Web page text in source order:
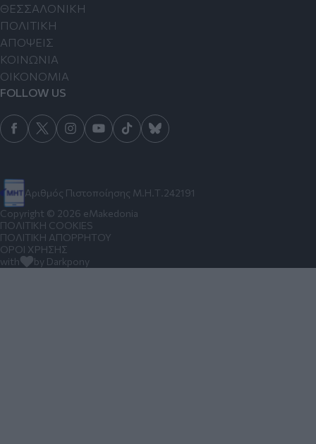
Αριθμός Πιστοποίησης Μ.Η.Τ.242191
ΘΕΣΣΑΛΟΝΙΚΗ
ΠΟΛΙΤΙΚΗ
ΑΠΟΨΕΙΣ
ΚΟΙΝΩΝΙΑ
ΟΙΚΟΝΟΜΙΑ
FOLLOW US
Copyright © 2026 eMakedonia
ΠΟΛΙΤΙΚΗ COOKIES
ΠΟΛΙΤΙΚΗ ΑΠΟΡΡΗΤΟΥ
ΟΡΟΙ ΧΡΗΣΗΣ
with
by Darkpony